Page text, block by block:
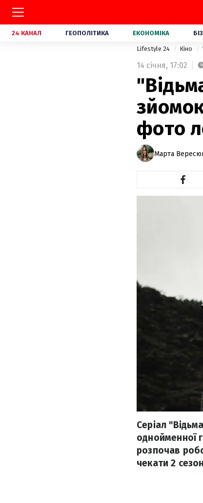
24 КАНАЛ ГЕОПОЛІТИКА ЕКОНОМІКА
Lifestyle 24 Кіно
14 січня, 17:02
фото
Марта
Серіал
однойменної
розпочав
чекати 2